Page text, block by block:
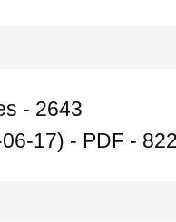
- 2643
17) - PDF -